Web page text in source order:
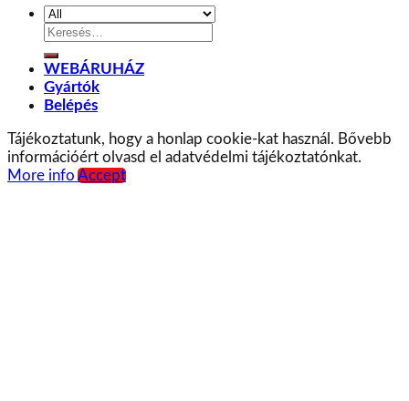
Keresés
következőre:
WEBÁRUHÁZ
Gyártók
Belépés
Tájékoztatunk, hogy a honlap cookie-kat használ. Bővebb
információért olvasd el adatvédelmi tájékoztatónkat.
More info Accept